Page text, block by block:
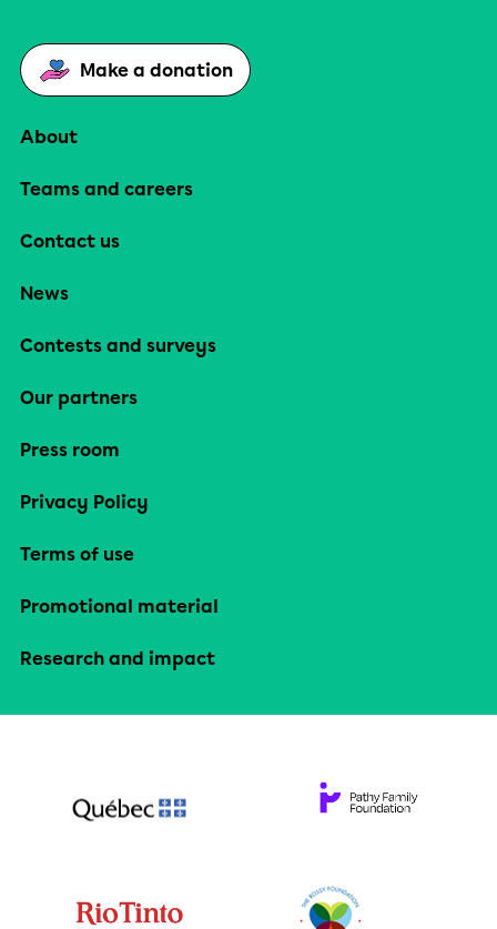
Make a donation
About
Teams and careers
Contact us
News
Contests and surveys
Our partners
Press room
Privacy Policy
Terms of use
Promotional material
Research and impact